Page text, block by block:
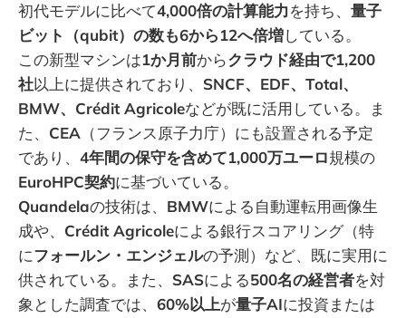
初代モデルに比べて4,000倍の計算能力を持ち、 量子
ビット（qubit）の数も6から12へ倍増している。
この新型マシンは1か月前からクラウド経由で1,200
社以上に提供されており、 SNCF、EDF、Total、
BMW、Crédit Agricoleなどが既に活用している。ま
た、 CEA （フランス原子力庁）にも設置される予定
であり、 4年間の保守を含めて1,000万ユーロ規模の
EuroHPC契約に基づいている。
Quandelaの技術は、 BMWによる自動運転用画像生
成や、 Crédit Agricoleによる銀行スコアリング（特
にフォールン・エンジェルの予測）など、既に実用に
供されている。また、 SASによる500名の経営者を対
象とした調査では、 60%以上が量子AIに投資または